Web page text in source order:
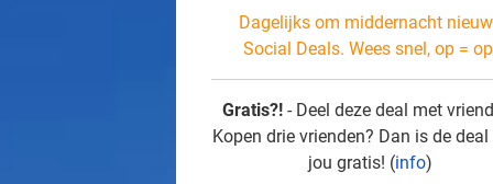
Dagelijks om middernacht
Social Deals. Wees snel, op =
Gratis?! - Deel deze deal met
Kopen drie vrienden? Dan is de
jou gratis! (info)